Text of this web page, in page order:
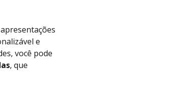
e
você pode
, que